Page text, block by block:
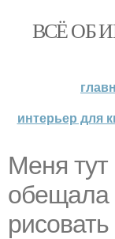
ВСЁ ОБ
интерьер для
Меня
обещала